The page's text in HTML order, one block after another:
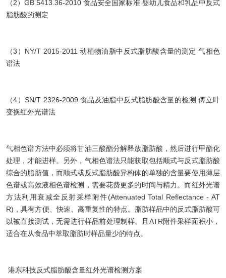
（2）GB 5413.36-2010 食品安全国家标准 婴幼儿食品和乳品中反式
脂肪酸的测定
（3）NY/T 2015-2011 动植物油脂中反式脂肪酸含量的测定 气相色
谱法
（4）SN/T 2326-2009 食品及油脂中反式脂肪酸含量的检测 傅立叶
变换红外光谱法
气相色谱方法中必须将甘油三酸酯分解释放脂肪酸，然后进行甲酯化
处理，才能进样。另外，气相色谱法只能获取包括顺式与反式脂肪酸
综合的脂肪值，而顺式或反式脂肪酸异构体的单独的含量要使用薄层
色谱或高效液相色谱检测，需要花费更多的时间与精力。而红外光谱
方法利用衰减全反射采样附件(Attenuated Total Reflectance - AT
R)，具有方便、快速、高重复性的特点。脂肪样品中的反式脂肪酸可
以被直接测试，无需进行样品前处理制样。且ATR附件采样面积小，
适合在从食品中萃取脂肪时样品量少的特点。
港东科技反式脂肪酸含量红外光谱检测方案